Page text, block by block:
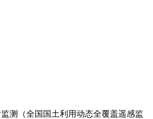
测（全国国土利用动态全覆盖遥感监